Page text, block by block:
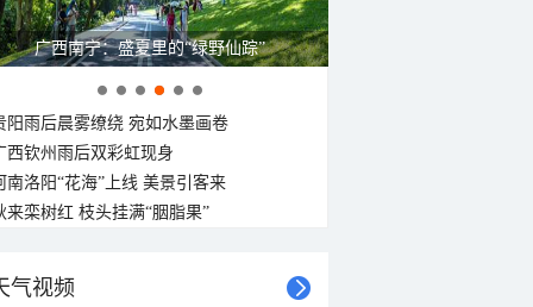
广西南宁：盛夏里的“绿野仙踪”
阳雨后晨雾缭绕 宛如水墨画卷
西钦州雨后双彩虹现身
南洛阳“花海”上线 美景引客来
来栾树红 枝头挂满“胭脂果”
气视频